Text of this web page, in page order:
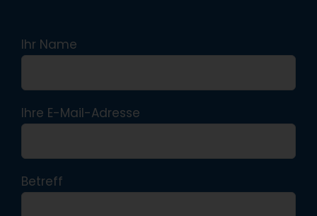
Ihr Name
Ihre E-Mail-Adresse
Betreff